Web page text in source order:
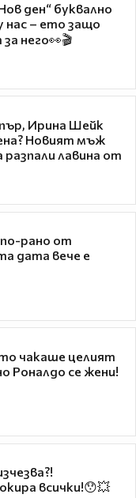
ден“ буквално
нас – ето защо
него👀🎬
Ирина Шейк
Новият мъж
разпали лавина от
рано от
дата вече е
чакаше целият
Роналдо се жени!
всички!😯💥